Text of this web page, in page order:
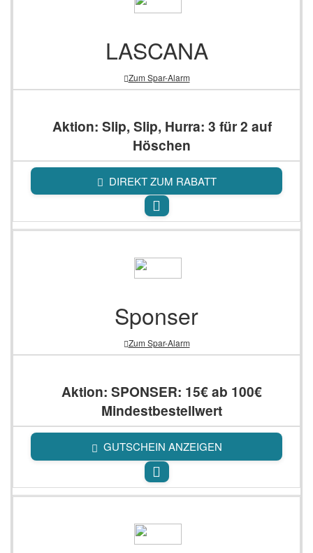
LASCANA
Zum Spar-Alarm
Aktion: Slip, Slip, Hurra: 3 für 2 auf
Höschen
DIREKT ZUM RABATT
Sponser
Zum Spar-Alarm
Aktion: SPONSER: 15€ ab 100€
Mindestbestellwert
GUTSCHEIN ANZEIGEN